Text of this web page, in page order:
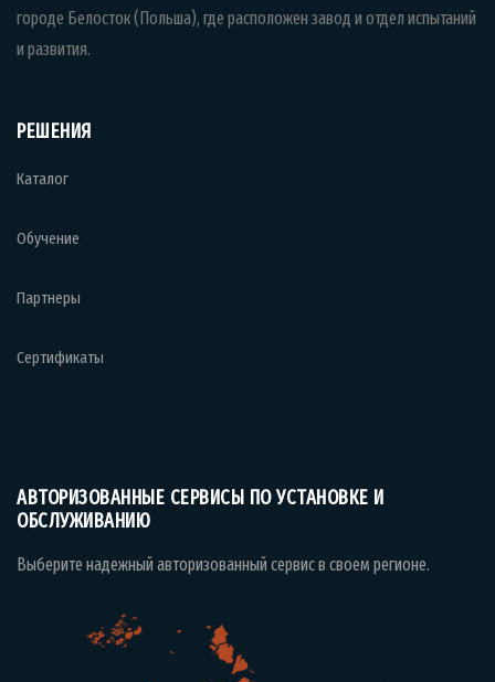
городе Белосток (Польша), где расположен завод и отдел испытаний
и развития.
РЕШЕНИЯ
Каталог
Обучение
Партнеры
Сертификаты
АВТОРИЗОВАННЫЕ СЕРВИСЫ ПО УСТАНОВКЕ И
ОБСЛУЖИВАНИЮ
Выберите надежный авторизованный сервис в своем регионе.